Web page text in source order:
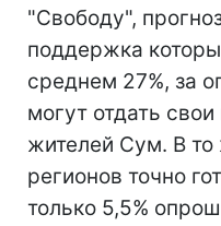
"Свободу",
поддержка
среднем 27%, за
могут отдать
жителей Сум. В
регионов точно
только 5,5%